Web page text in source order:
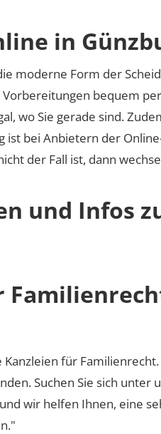
in
moderne Form der
Vorbereitungen bequem
wo Sie gerade sind.
ist bei Anbietern der
der Fall ist, dann
und Infos
Kanzleien für
Suchen Sie sich unter
und wir helfen Ihnen, eine